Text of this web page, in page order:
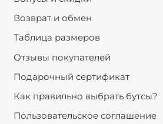
Возврат и обмен
Таблица размеров
Отзывы покупателей
Подарочный сертификат
Как правильно выбрать бутсы?
Пользовательское соглашение